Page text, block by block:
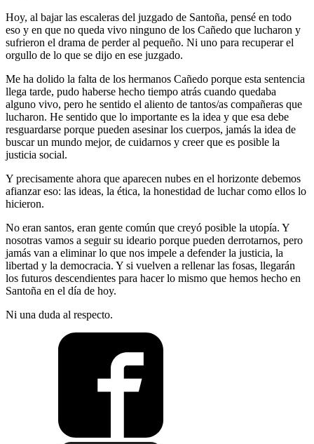
Hoy, al bajar las escaleras del juzgado de Santoña, pensé en todo
eso y en que no queda vivo ninguno de los Cañedo que lucharon y
sufrieron el drama de perder al pequeño. Ni uno para recuperar el
orgullo de lo que se dijo en ese juzgado.
Me ha dolido la falta de los hermanos Cañedo porque esta sentencia
llega tarde, pudo haberse hecho tiempo atrás cuando quedaba
alguno vivo, pero he sentido el aliento de tantos/as compañeras que
lucharon. He sentido que lo importante es la idea y que esa debe
resguardarse porque pueden asesinar los cuerpos, jamás la idea de
buscar un mundo mejor, de cuidarnos y creer que es posible la
justicia social.
Y precisamente ahora que aparecen nubes en el horizonte debemos
afianzar eso: las ideas, la ética, la honestidad de luchar como ellos lo
hicieron.
No eran santos, eran gente común que creyó posible la utopía. Y
nosotras vamos a seguir su ideario porque pueden derrotarnos, pero
jamás van a eliminar lo que nos impele a defender la justicia, la
libertad y la democracia. Y si vuelven a rellenar las fosas, llegarán
los futuros descendientes para hacer lo mismo que hemos hecho en
Santoña en el día de hoy.
Ni una duda al respecto.